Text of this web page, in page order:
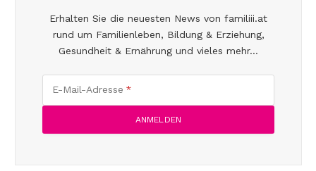
Erhalten Sie die neuesten News von familiii.at
rund um Familienleben, Bildung & Erziehung,
Gesundheit & Ernährung und vieles mehr...
E-Mail-Adresse